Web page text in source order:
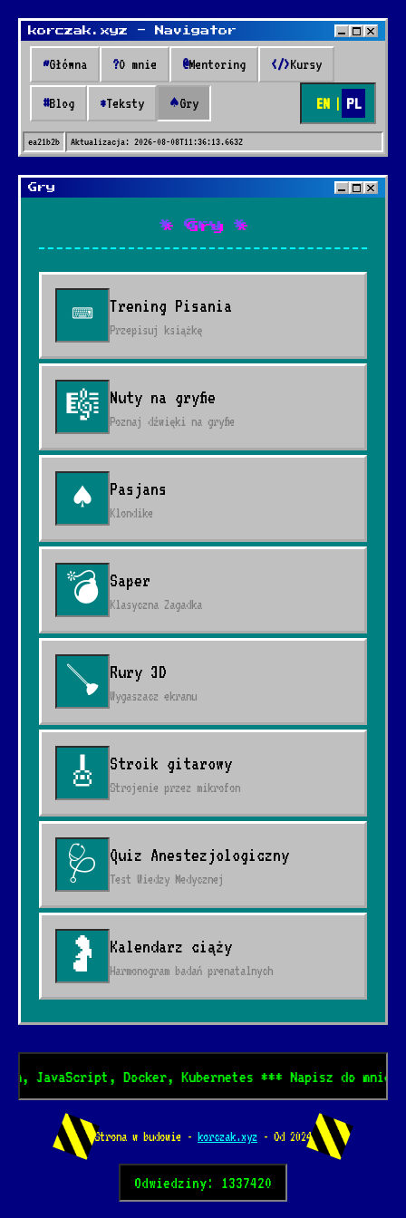
korczak.xyz - Navigator
~Główna ?O mnie @Mentoring </>Kursy
#Blog *Teksty ♠Gry EN | PL
ea21b2b Aktualizacja: 2026-08-08T11:36:13.663Z
Gry
* Gry *
⌨ Trening Pisania
Przepisuj książkę
🎼 Nuty na gryfie
Poznaj dźwięki na gryfie
♠ Pasjans
Klondike
💣 Saper
Klasyczna Zagadka
🪠 Rury 3D
Wygaszacz ekranu
🎸 Stroik gitarowy
Strojenie przez mikrofon
🩺 Quiz Anestezjologiczny
Test Wiedzy Medycznej
🤰 Kalendarz ciąży
Harmonogram badań prenatalnych
JavaScript, Docker, Kubernetes *** Napisz do mnie
Strona w budowie - korczak.xyz - Od 2024
Odwiedziny: 1337420